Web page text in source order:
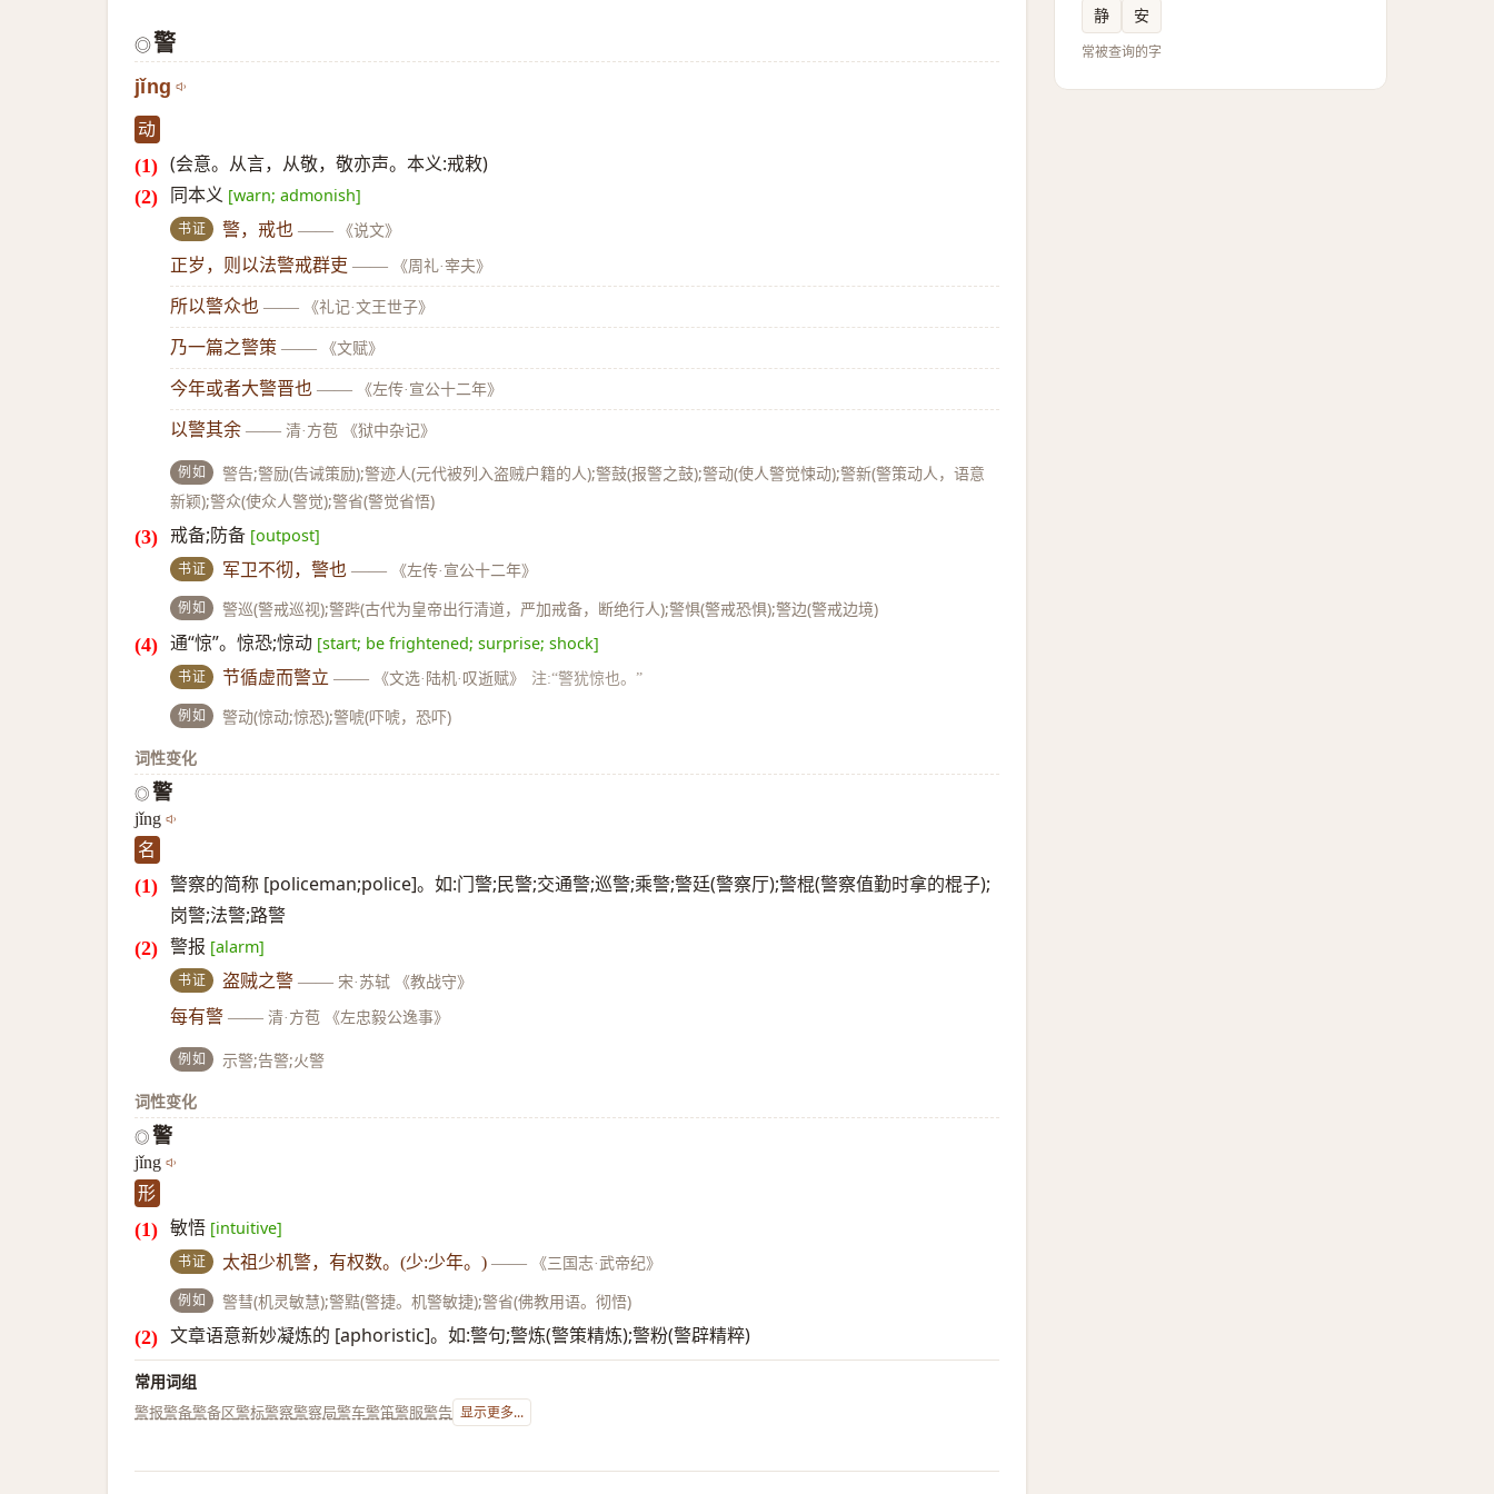
◎警
jǐng
动
(会意。从言，从敬，敬亦声。本义:戒敕)
同本义 [warn; admonish]
书证 警，戒也 —— 《说文》
正岁，则以法警戒群吏 —— 《周礼·宰夫》
所以警众也 —— 《礼记·文王世子》
乃一篇之警策 —— 《文赋》
今年或者大警晋也 —— 《左传·宣公十二年》
以警其余 —— 清·方苞 《狱中杂记》
例如
警告;警励(告诫策励);警迹人(元代被列入盗贼户籍的人);警鼓(报警之鼓);警动(使人警觉悚动);警新(警策动人，语意
新颖);警众(使众人警觉);警省(警觉省悟)
戒备;防备 [outpost]
书证 军卫不彻，警也 —— 《左传·宣公十二年》
例如 警巡(警戒巡视);警跸(古代为皇帝出行清道，严加戒备，断绝行人);警惧(警戒恐惧);警边(警戒边境)
通“惊”。惊恐;惊动 [start; be frightened; surprise; shock]
书证 节循虚而警立 —— 《文选·陆机·叹逝赋》 注:“警犹惊也。”
例如
警动(惊动;惊恐);警唬(吓唬，恐吓)
词性变化
◎ 警
jǐng
名
警察的简称 [policeman;police]。如:门警;民警;交通警;巡警;乘警;警廷(警察厅);警棍(警察值勤时拿的棍子);
岗警;法警;路警
警报 [alarm]
书证 盗贼之警 —— 宋·苏轼 《教战守》
每有警 —— 清·方苞 《左忠毅公逸事》
例如
示警;告警;火警
词性变化
◎ 警
jǐng
形
敏悟 [intuitive]
书证 太祖少机警，有权数。(少:少年。) —— 《三国志·武帝纪》
例如 警彗(机灵敏慧);警黠(警捷。机警敏捷);警省(佛教用语。彻悟)
文章语意新妙凝炼的 [aphoristic]。如:警句;警炼(警策精炼);警粉(警辟精粹)
常用词组
警报警备警备区警标警察警察局警车警笛警服警告 显示更多...
静 安
常被查询的字